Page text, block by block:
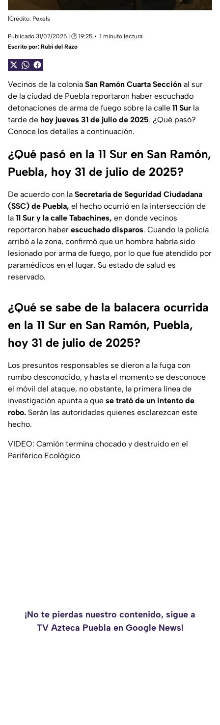
|Crédito: Pexels
Publicado 31/07/2025 | 🕑 19:25
1 minuto lectura
Escrito por: Rubi del Razo
Vecinos de la colonia San Ramón Cuarta Sección al sur
de la ciudad de Puebla reportaron haber escuchado
detonaciones de arma de fuego sobre la calle 11 Sur la
tarde de hoy jueves 31 de julio de 2025. ¿Qué pasó?
Conoce los detalles a continuación.
¿Qué pasó en la 11 Sur en San Ramón,
Puebla, hoy 31 de julio de 2025?
De acuerdo con la Secretaría de Seguridad Ciudadana
(SSC) de Puebla, el hecho ocurrió en la intersección de
la 11 Sur y la calle Tabachines, en donde vecinos
reportaron haber escuchado disparos. Cuando la policía
arribó a la zona, confirmó que un hombre habría sido
lesionado por arma de fuego, por lo que fue atendido por
paramédicos en el lugar. Su estado de salud es
reservado.
¿Qué se sabe de la balacera ocurrida
en la 11 Sur en San Ramón, Puebla,
hoy 31 de julio de 2025?
Los presuntos responsables se dieron a la fuga con
rumbo desconocido, y hasta el momento se desconoce
el móvil del ataque, no obstante, la primera línea de
investigación apunta a que se trató de un intento de
robo. Serán las autoridades quienes esclarezcan este
hecho.
VIDEO: Camión termina chocado y destruido en el
Periférico Ecológico
¡No te pierdas nuestro contenido, sigue a
TV Azteca Puebla en Google News!